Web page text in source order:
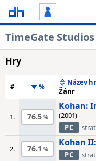
TimeGate Studios
Hry
# % Název
Žánr
1. 76.5
Kohan:
(2001)
PC
2. 76.1
Kohan
PC